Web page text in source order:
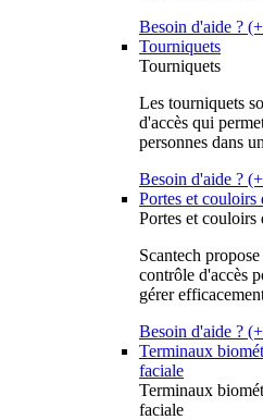
Besoin d'aide ?
Tourniquets
Tourniquets
Les tourniquets
d'accès qui
personnes dans
Besoin d'aide ?
Portes et couloirs
Portes et couloirs
Scantech
contrôle d'accès
gérer
Besoin d'aide ?
Terminaux
faciale
Terminaux
faciale